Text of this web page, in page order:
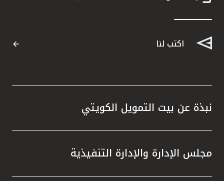
القنوات المصرفية
أدوات وخدمات
اتصل بنا
اكتب لنا
نبذة عن بيت التمويل الكويتي
مجلس الإدارة والإدارة التنفيذية